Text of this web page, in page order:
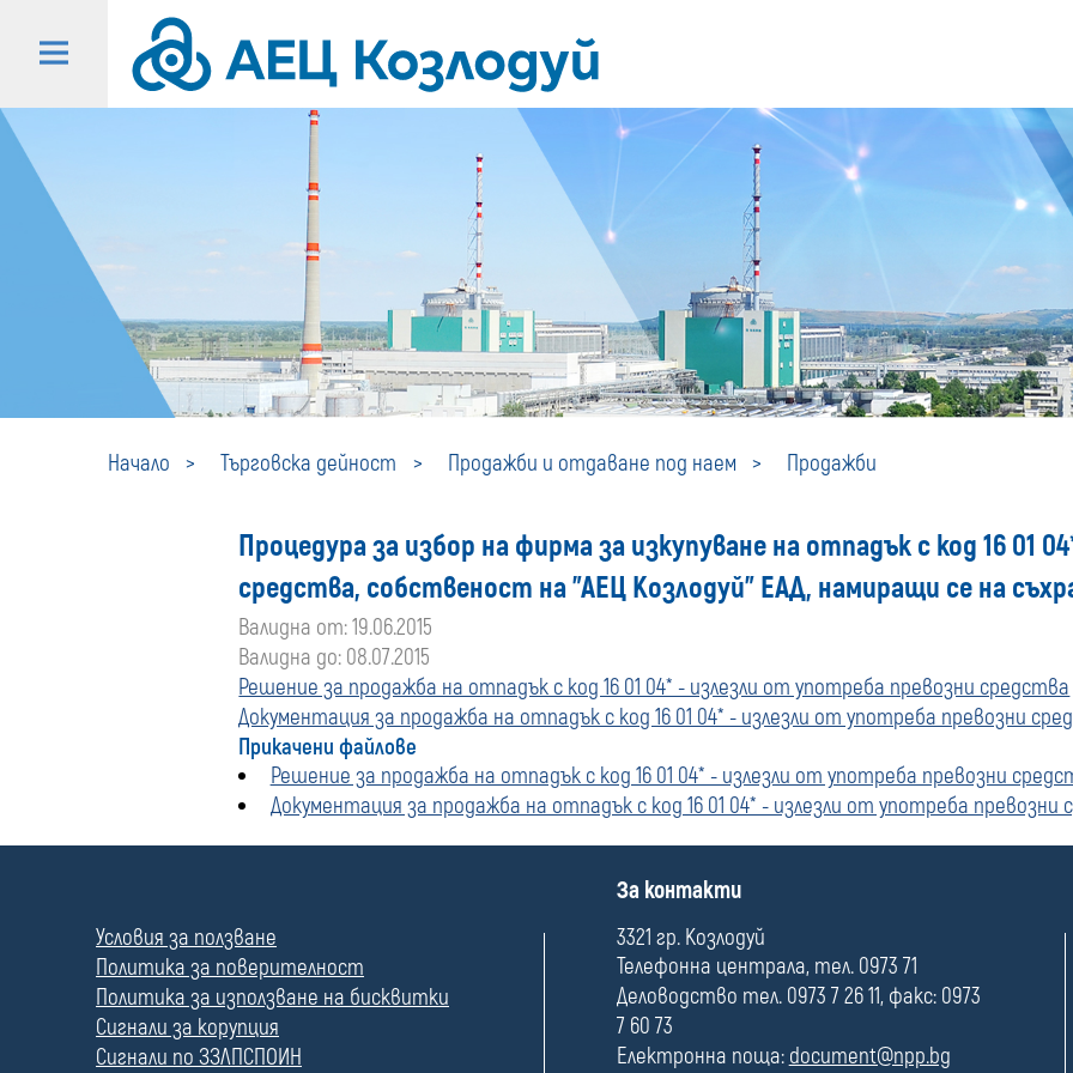
Начало Търговска дейност Продажби и отдаване под наем Продажби
Продажби
Процедура за избор на фирма за изкупуване на отпадък с код 16 01
средства, собственост на "АЕЦ Козлодуй" ЕАД, намиращи се на
Валидна от: 19.06.2015
Валидна до: 08.07.2015
Решение за продажба на отпадък с код 16 01 04* - излезли от употреба превозни средства
Документация за продажба на отпадък с код 16 01 04* - излезли от употреба превозни
Прикачени файлове
Решение за продажба на отпадък с код 16 01 04* - излезли от употреба превозни
Документация за продажба на отпадък с код 16 01 04* - излезли от употреба превозни
л
е
Условия за ползване
Политика за поверителност
Политика за използване на бисквитки
Сигнали за корупция
Сигнали по ЗЗЛПСПОИН
П
л
е
За контакти
3321 гр. Козлодуй
Телефонна централа, тел. 0973 71
Деловодство тел. 0973 7 26 11, факс: 0973
7 60 73
Електронна поща: document@npp.bg